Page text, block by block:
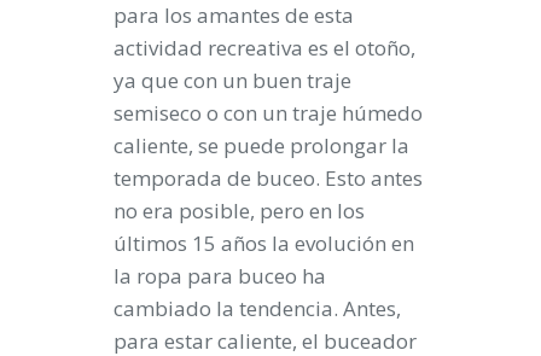
para los amantes de esta
actividad recreativa es el otoño,
ya que con un buen traje
semiseco o con un traje húmedo
caliente, se puede prolongar la
temporada de buceo. Esto antes
no era posible, pero en los
últimos 15 años la evolución en
la ropa para buceo ha
cambiado la tendencia. Antes,
para estar caliente, el buceador